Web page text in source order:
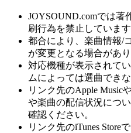
JOYSOUND.comでは著
刷行為を禁止しています
都合により、楽曲情報/
が変更となる場合があり
対応機種が表示されて
ムによっては選曲でき
リンク先のApple Music
や楽曲の配信状況につ
確認ください。
リンク先のiTunes Store